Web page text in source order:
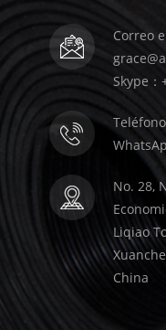
Correo
Skype：
No. 28,
Liqiao
China